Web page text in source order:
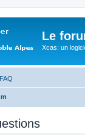
Le
Xcas: un
FAQ